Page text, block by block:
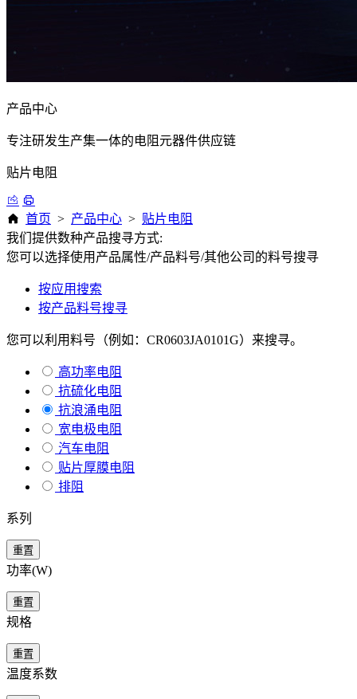
产品中心
专注研发生产集一体的电阻元器件供应链
贴片电阻
首页 > 产品中心 > 贴片电阻
我们提供数种产品搜寻方式:
您可以选择使用产品属性/产品料号/其他公司的料号搜寻
按应用搜索
按产品料号搜寻
您可以利用料号（例如：CR0603JA0101G）来搜寻。
高功率电阻
抗硫化电阻
抗浪涌电阻
宽电极电阻
汽车电阻
贴片厚膜电阻
排阻
系列
重置
功率(W)
重置
规格
重置
温度系数